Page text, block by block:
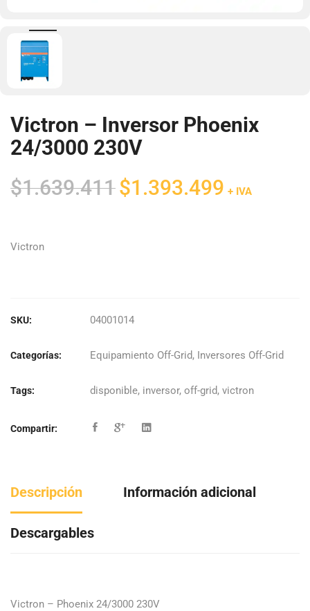
Victron – Inversor Phoenix
24/3000 230V
$1.639.411 El
precio
$1.393.499 + IVA
Victron
SKU: 04001014
Categorías: Equipamiento Off-Grid, Inversores Off-Grid
Tags: disponible, inversor, off-grid, victron
Compartir:
Descripción Información adicional
Descargables
Victron – Phoenix 24/3000 230V